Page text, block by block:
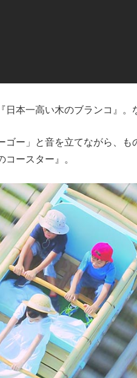
日本一高い木のブランコ』。
ゴー」と音を立てながら、
コースター』。